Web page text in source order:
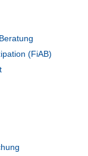
(FiAB)